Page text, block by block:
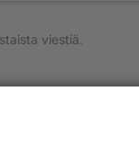
viestiä.